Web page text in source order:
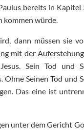
bereits in Kapitel
kommen würde.
dann müssen sie
mit der
Sein Tod und
Seinen Tod und
Das eine ist
unter dem Gericht